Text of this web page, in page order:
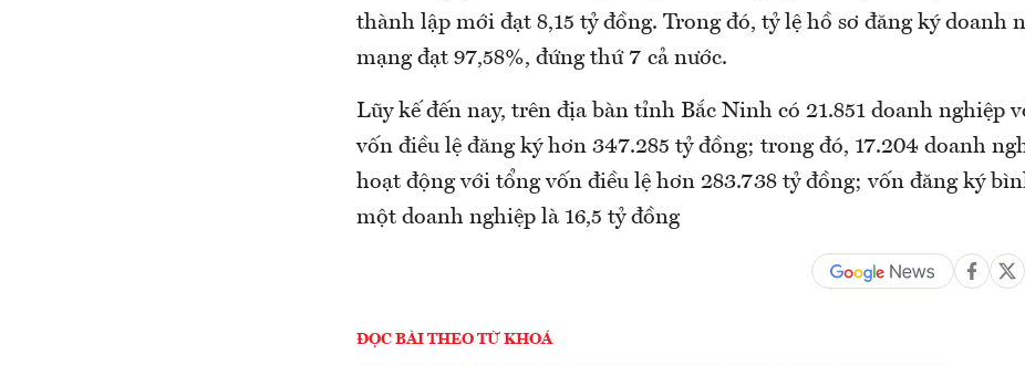
thành lập mới đạt 8,15 tỷ đồng. Trong đó, tỷ lệ hồ sơ đăng ký doanh
mạng đạt 97,58%, đứng thứ 7 cả nước.
Lũy kế đến nay, trên địa bàn tỉnh Bắc Ninh có 21.851 doanh nghiệp
vốn điều lệ đăng ký hơn 347.285 tỷ đồng; trong đó, 17.204 doanh
hoạt động với tổng vốn điều lệ hơn 283.738 tỷ đồng; vốn đăng ký
một doanh nghiệp là 16,5 tỷ đồng
ĐỌC BÀI THEO TỪ KHOÁ